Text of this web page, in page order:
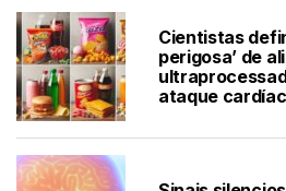
Cientistas
perigosa’ de
ataque